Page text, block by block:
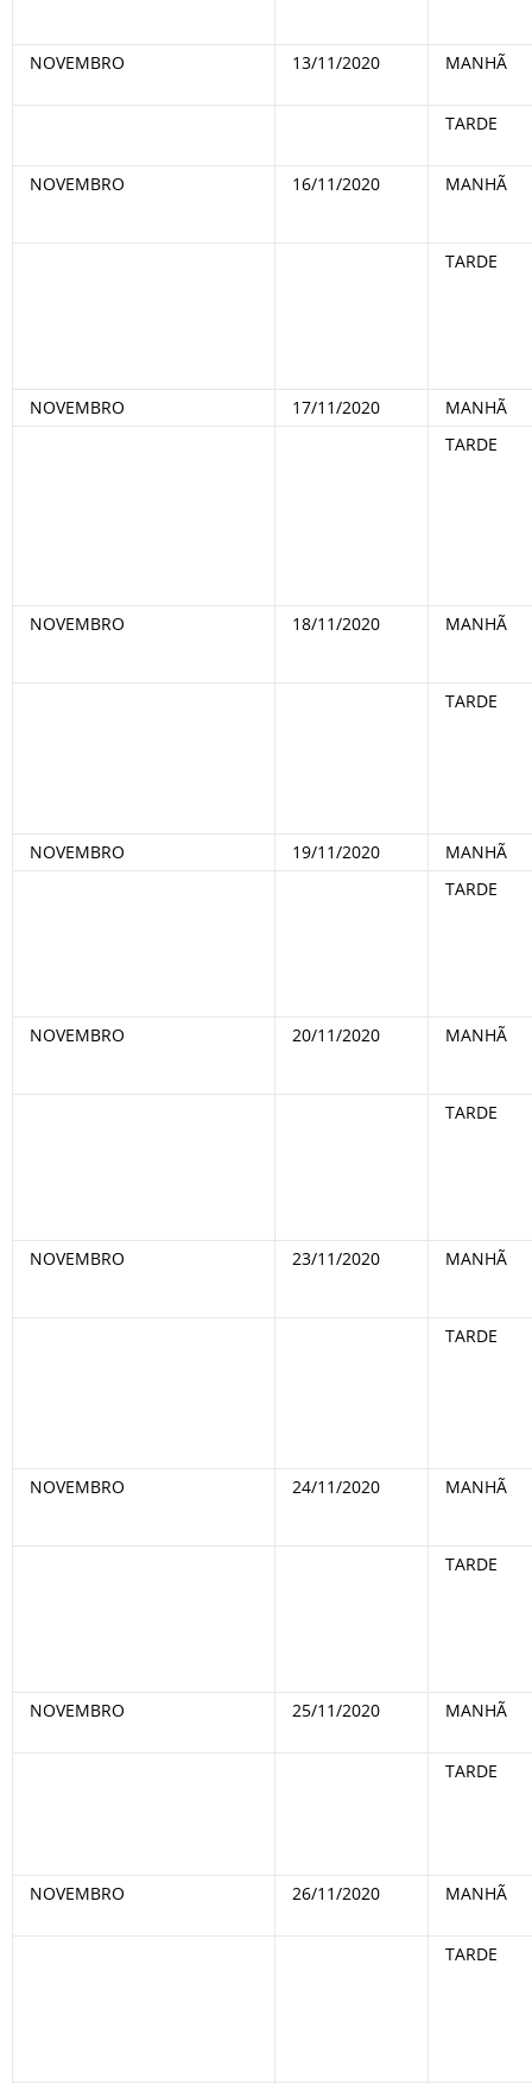
NOVEMBRO 13/11/2020 MANHÃ
TARDE
NOVEMBRO 16/11/2020 MANHÃ
TARDE
NOVEMBRO 17/11/2020
MANHÃ
TARDE
NOVEMBRO 18/11/2020 MANHÃ
TARDE
NOVEMBRO 19/11/2020
MANHÃ
TARDE
NOVEMBRO 20/11/2020 MANHÃ
TARDE
NOVEMBRO 23/11/2020 MANHÃ
TARDE
NOVEMBRO 24/11/2020 MANHÃ
TARDE
NOVEMBRO 25/11/2020 MANHÃ
TARDE
NOVEMBRO 26/11/2020 MANHÃ
TARDE